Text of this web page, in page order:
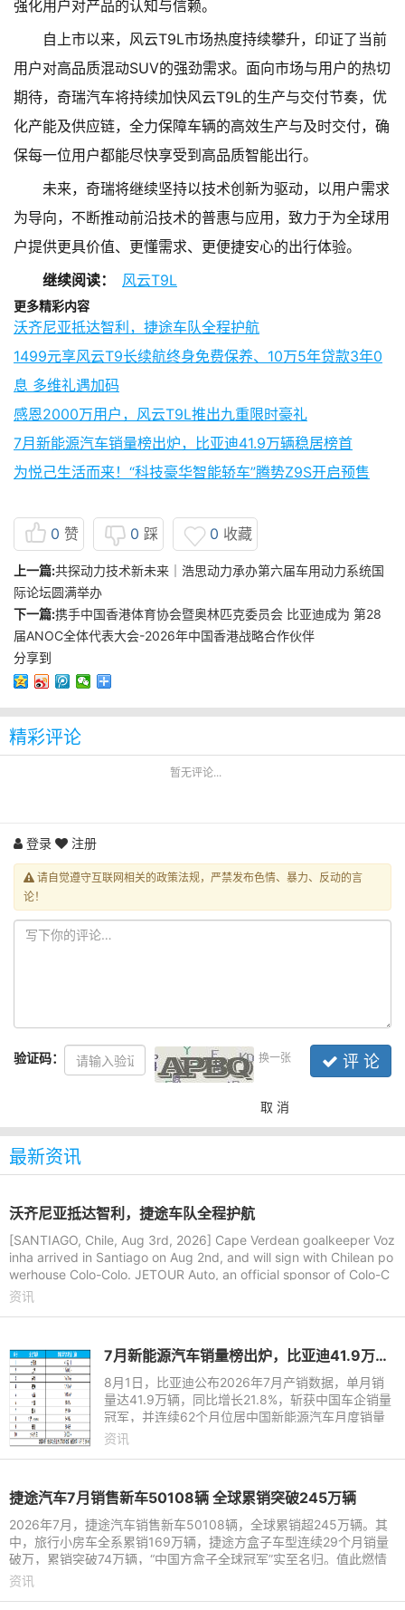
强化用户对产品的认知与信赖。
自上市以来，风云T9L市场热度持续攀升，印证了当前
用户对高品质混动SUV的强劲需求。面向市场与用户的热切
期待，奇瑞汽车将持续加快风云T9L的生产与交付节奏，优
化产能及供应链，全力保障车辆的高效生产与及时交付，确
保每一位用户都能尽快享受到高品质智能出行。
未来，奇瑞将继续坚持以技术创新为驱动，以用户需求
为导向，不断推动前沿技术的普惠与应用，致力于为全球用
户提供更具价值、更懂需求、更便捷安心的出行体验。
继续阅读：
风云T9L
更多精彩内容
沃齐尼亚抵达智利，捷途车队全程护航
1499元享风云T9长续航终身免费保养、10万5年贷款3年0
息 多维礼遇加码
感恩2000万用户，风云T9L推出九重限时豪礼
7月新能源汽车销量榜出炉，比亚迪41.9万辆稳居榜首
为悦己生活而来！“科技豪华智能轿车”腾势Z9S开启预售
0 赞 0 踩 0 收藏
上一篇:共探动力技术新未来｜浩思动力承办第六届车用动力系统国
际论坛圆满举办
下一篇:携手中国香港体育协会暨奥林匹克委员会 比亚迪成为 第28
届ANOC全体代表大会-2026年中国香港战略合作伙伴
分享到
精彩评论
暂无评论...
登录 注册
请自觉遵守互联网相关的政策法规，严禁发布色情、暴力、反动的言
论！
验证码： 换一张 评 论
取 消
最新资讯
沃齐尼亚抵达智利，捷途车队全程护航
[SANTIAGO, Chile, Aug 3rd, 2026] Cape Verdean goalkeeper Voz
inha arrived in Santiago on Aug 2nd, and will sign with Chilean po
werhouse Colo-Colo. JETOUR Auto, an official sponsor of Colo-C
olo, arrange
资讯
7月新能源汽车销量榜出炉，比亚迪41.9万辆稳居榜首
8月1日，比亚迪公布2026年7月产销数据，单月销
量达41.9万辆，同比增长21.8%，斩获中国车企销量
冠军，并连续62个月位居中国新能源汽车月度销量
首位。这份强劲表现延续至下半年，继2026年上半
资讯
捷途汽车7月销售新车50108辆 全球累销突破245万辆
2026年7月，捷途汽车销售新车50108辆，全球累销超245万辆。其
中，旅行小房车全系累销169万辆，捷途方盒子车型连续29个月销量
破万，累销突破74万辆，“中国方盒子全球冠军”实至名归。值此燃情
盛夏，捷途汽车依托旅行
资讯